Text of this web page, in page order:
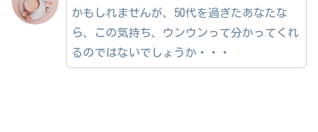
かもしれませんが、50代を過ぎたあなたな
ら、この気持ち、ウンウンって分かってくれ
るのではないでしょうか・・・